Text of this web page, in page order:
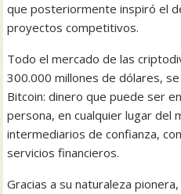
que posteriormente inspiró el
proyectos competitivos.
Todo el mercado de las
300.000 millones de dólares,
Bitcoin: dinero que puede ser
persona, en cualquier lugar del
intermediarios de confianza,
servicios financieros.
Gracias a su naturaleza